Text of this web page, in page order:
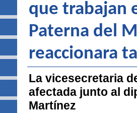
que trabajan
Paterna del
reaccionara
La vicesecretaria
afectada junto al
Martínez